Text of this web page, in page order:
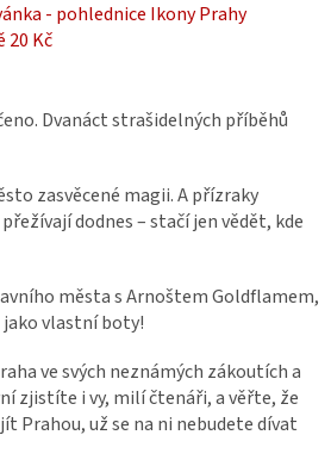
- pohlednice Ikony Prahy
20 Kč
Dvanáct strašidelných příběhů
zasvěcené magii. A přízraky
dodnes – stačí jen vědět, kde
města s Arnoštem Goldflamem,
vlastní boty!
ve svých neznámých zákoutích a
zjistíte i vy, milí čtenáři, a věřte, že
Prahou, už se na ni nebudete dívat